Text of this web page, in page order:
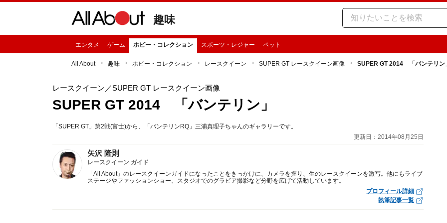
趣味
エンタメ ゲーム ホビー・コレクション スポーツ・レジャー ペット
All About 趣味 ホビー・コレクション レースクイーン SUPER GT レースクイーン画像 SUPER GT 2014 「バンテリン
レースクイーン ／SUPER GT レースクイーン画像
SUPER GT 2014 「バンテリン」
「SUPER GT」第2戦(富士)から、「バンテリンRQ」三浦真理子ちゃんのギャラリーです。
更新日：2014年08月25日
矢沢 隆則
レースクイーン ガイド
「All About」のレースクイーンガイドになったことをきっかけに、カメラを握り、生のレースクイーンを激写。他にもライブ
ステージやファッションショー、スタジオでのグラビア撮影など分野を広げて活動しています。
プロフィール詳細
執筆記事一覧